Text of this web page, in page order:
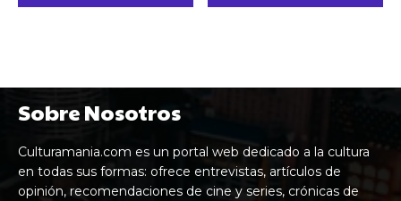
Sobre Nosotros
Culturamania.com es un portal web dedicado a la cultura
en todas sus formas: ofrece entrevistas, artículos de
opinión, recomendaciones de cine y series, crónicas de